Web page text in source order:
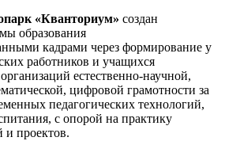
«Кванториум» создан
образования
кадрами через формирование у
работников и учащихся
естественно-научной,
цифровой грамотности за
педагогических технологий,
с опорой на практику
и проектов.